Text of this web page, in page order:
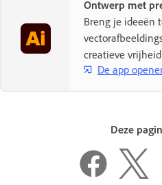
Ontwerp met
Breng je ideeën
creatieve
De app
Deze